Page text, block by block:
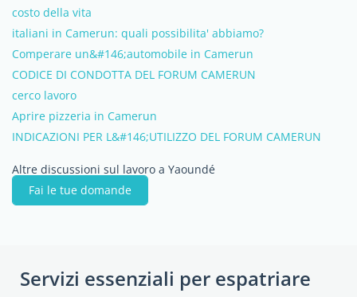
costo della vita
italiani in Camerun: quali possibilita' abbiamo?
Comperare un&#146;automobile in Camerun
CODICE DI CONDOTTA DEL FORUM CAMERUN
cerco lavoro
Aprire pizzeria in Camerun
INDICAZIONI PER L&#146;UTILIZZO DEL FORUM CAMERUN
Altre discussioni sul lavoro a Yaoundé
Fai le tue domande
Servizi essenziali per espatriare